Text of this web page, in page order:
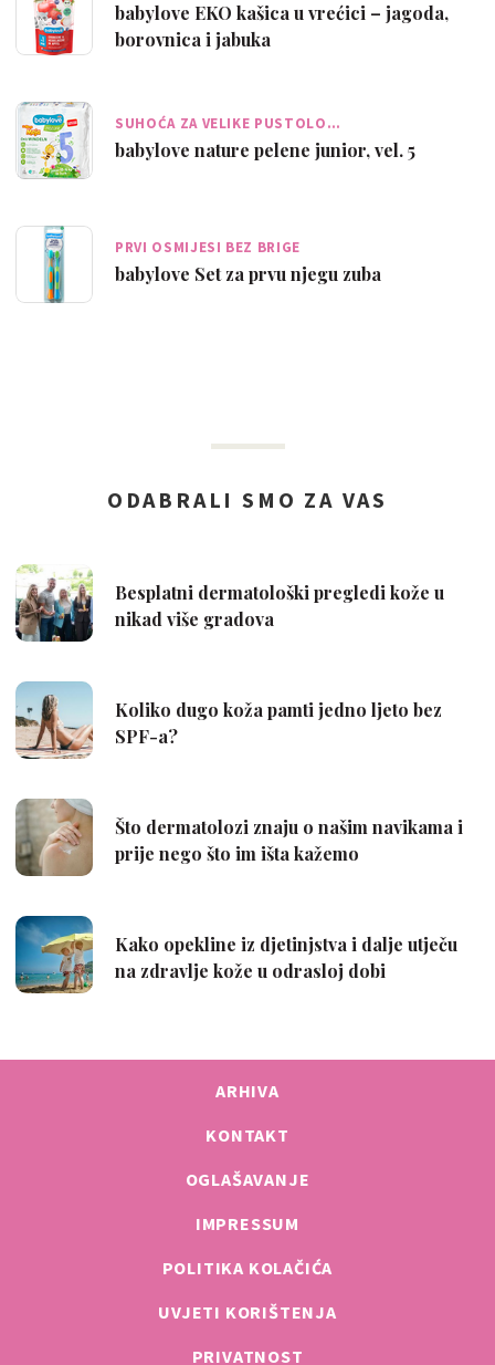
babylove EKO kašica u vrećici – jagoda,
borovnica i jabuka
SUHOĆA ZA VELIKE PUSTOLO…
babylove nature pelene junior, vel. 5
PRVI OSMIJESI BEZ BRIGE
babylove Set za prvu njegu zuba
ARHIVA
KONTAKT
OGLAŠAVANJE
IMPRESSUM
POLITIKA KOLAČIĆA
UVJETI KORIŠTENJA
PRIVATNOST